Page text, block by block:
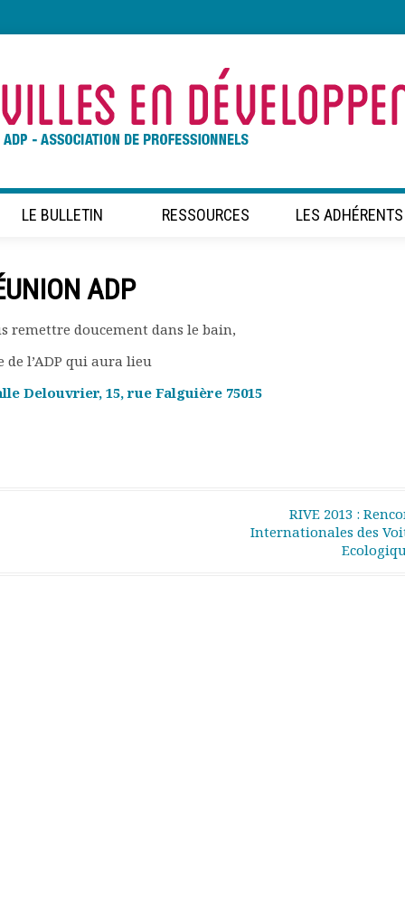
LE BULLETIN RESSOURCES LES ADHÉRENTS
ADP
remettre doucement dans le bain,
l’ADP qui aura lieu
Delouvrier, 15, rue Falguière 75015
RIVE 2013 :
Internationales des